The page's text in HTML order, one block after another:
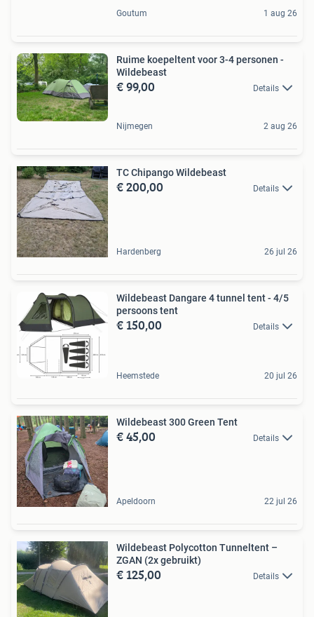
Goutum 1 aug 26
Ruime koepeltent voor 3-4 personen -
Wildebeast
€ 99,00 Details
Nijmegen 2 aug 26
TC Chipango Wildebeast
€ 200,00 Details
Hardenberg 26 jul 26
Wildebeast Dangare 4 tunnel tent - 4/5
persoons tent
€ 150,00 Details
Heemstede 20 jul 26
Wildebeast 300 Green Tent
€ 45,00 Details
Apeldoorn 22 jul 26
Wildebeast Polycotton Tunneltent –
ZGAN (2x gebruikt)
€ 125,00 Details